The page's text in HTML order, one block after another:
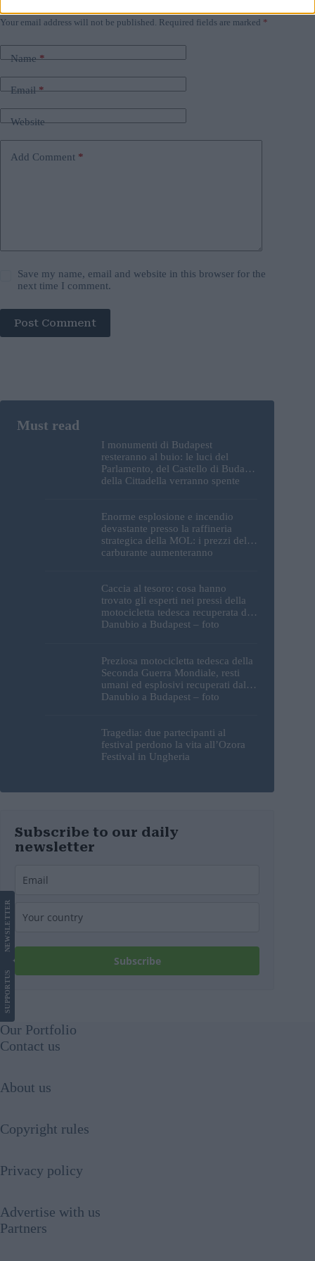
Your email address will not be published. Required fields are marked *
Name*
Email*
Website
Add Comment *
Save my name, email and website in this browser for the
next time I comment.
Post Comment
I monumenti di Budapest
resteranno al buio: le luci del
Parlamento, del Castello di Buda e
della Cittadella verranno spente
Enorme esplosione e incendio
devastante presso la raffineria
strategica della MOL: i prezzi del
carburante aumenteranno
Caccia al tesoro: cosa hanno
trovato gli esperti nei pressi della
motocicletta tedesca recuperata dal
Danubio a Budapest – foto
Preziosa motocicletta tedesca della
Seconda Guerra Mondiale, resti
umani ed esplosivi recuperati dal
Danubio a Budapest – foto
Tragedia: due partecipanti al
festival perdono la vita all’Ozora
Festival in Ungheria
Subscribe to our daily
newsletter
Subscribe
SUPPORT
US
NEWS
LETTER
Our Portfolio
Contact us
About us
Copyright rules
Privacy policy
Advertise with us
Partners